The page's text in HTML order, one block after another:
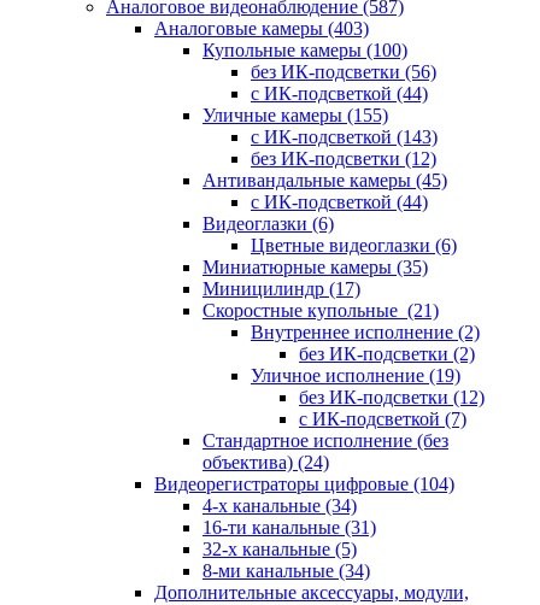
Аналоговое видеонаблюдение (587)
Аналоговые камеры (403)
Купольные камеры (100)
без ИК-подсветки (56)
с ИК-подсветкой (44)
Уличные камеры (155)
с ИК-подсветкой (143)
без ИК-подсветки (12)
Антивандальные камеры (45)
с ИК-подсветкой (44)
Видеоглазки (6)
Цветные видеоглазки (6)
Миниатюрные камеры (35)
Миницилиндр (17)
Скоростные купольные (21)
Внутреннее исполнение (2)
без ИК-подсветки (2)
Уличное исполнение (19)
без ИК-подсветки (12)
с ИК-подсветкой (7)
Стандартное исполнение (без
объектива) (24)
Видеорегистраторы цифровые (104)
4-х канальные (34)
16-ти канальные (31)
32-х канальные (5)
8-ми канальные (34)
Дополнительные аксессуары, модули,